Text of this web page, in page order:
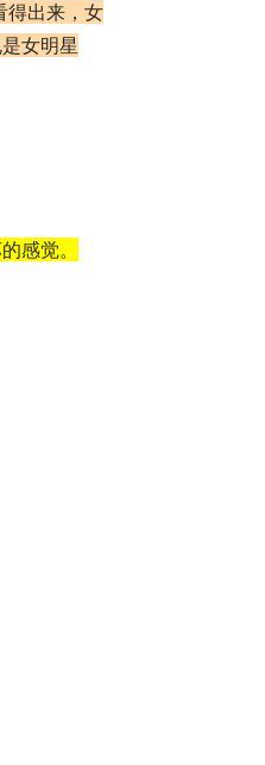
得出来，女
女明星
感觉。